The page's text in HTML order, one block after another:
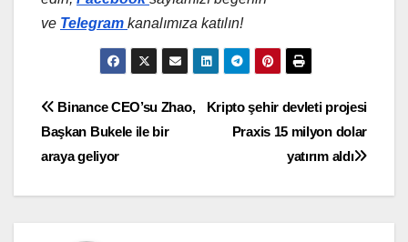
ve Telegram kanalımıza katılın!
Yazı
gezinmesi
Kripto şehir devleti projesi
Praxis 15 milyon dolar
yatırım aldı
Binance CEO’su Zhao,
Başkan Bukele ile bir
araya geliyor